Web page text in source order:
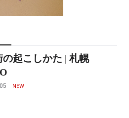
の起こしかた | 札幌